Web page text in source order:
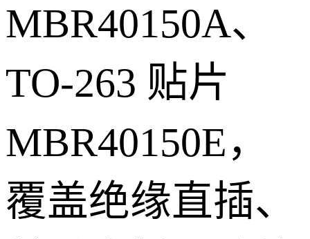
MBR40150A、
TO-263 贴片
MBR40150E，
覆盖绝缘直插、